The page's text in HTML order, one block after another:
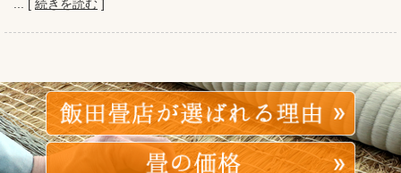
... [ 続きを読む ]